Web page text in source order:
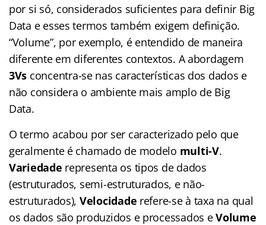
por si só, considerados suficientes para definir Big
Data e esses termos também exigem definição.
“Volume”, por exemplo, é entendido de maneira
diferente em diferentes contextos. A abordagem
3Vs concentra-se nas características dos dados e
não considera o ambiente mais amplo de Big
Data.
O termo acabou por ser caracterizado pelo que
geralmente é chamado de modelo multi-V.
Variedade representa os tipos de dados
(estruturados, semi-estruturados, e não-
estruturados), Velocidade refere-se à taxa na qual
os dados são produzidos e processados ​​eVolume